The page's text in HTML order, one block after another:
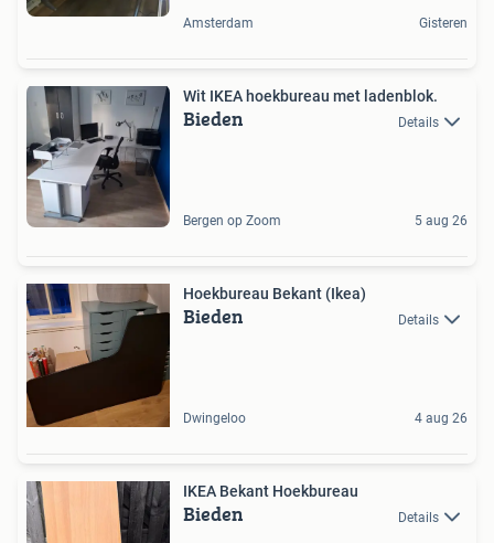
Amsterdam Gisteren
Wit IKEA hoekbureau met ladenblok.
Bieden Details
Bergen op Zoom 5 aug 26
Hoekbureau Bekant (Ikea)
Bieden Details
Dwingeloo 4 aug 26
IKEA Bekant Hoekbureau
Bieden Details